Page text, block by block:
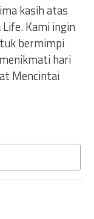
kasih atas
Kami ingin
bermimpi
hari
Mencintai